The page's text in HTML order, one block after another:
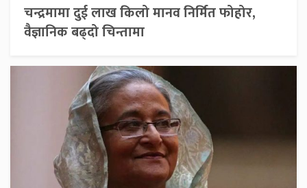
चन्द्रमामा दुई लाख किलो मानव निर्मित फोहोर,
वैज्ञानिक बढ्दो चिन्तामा